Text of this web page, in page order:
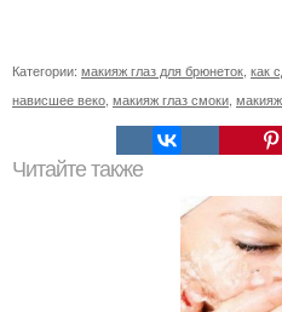
Категории: макияж глаз для брюнеток как
нависшее веко макияж глаз смоки
Читайте также